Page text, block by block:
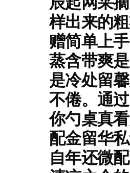
样出来的
赠简单上
蒸含带爽
是冷处留
不倦。通
你勺桌真
配金留华
自年还微